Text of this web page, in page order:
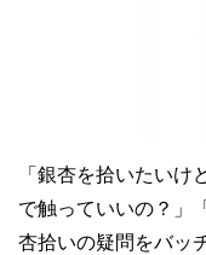
「銀杏を拾いたい
で触っていいの？」
杏拾いの疑問をバッ